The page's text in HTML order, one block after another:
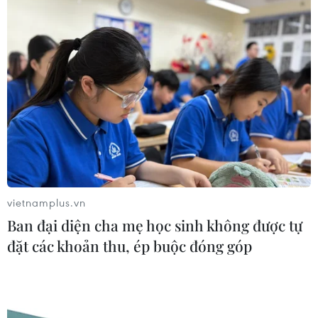
Tăng tốc giải ngân đầu tư công,
chấm dứt tâm lý trông chờ
05/08/2026 07:39
Hoàn thiện khuôn khổ pháp lý về
ngân hàng và phòng, chống rửa tiền
05/08/2026 03:43
Cà Mau gỡ “điểm nghẽn” mặt bằng,
vietnamplus.vn
Ban đại diện cha mẹ học sinh không được tự
đặt các khoản thu, ép buộc đóng góp